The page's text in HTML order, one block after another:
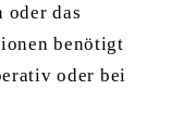
oder das
benötigt
oder bei